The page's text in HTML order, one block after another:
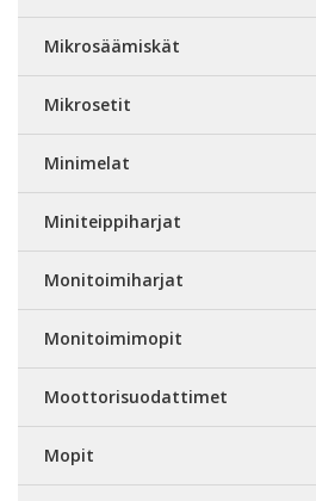
Mikrosäämiskät
Mikrosetit
Minimelat
Miniteippiharjat
Monitoimiharjat
Monitoimimopit
Moottorisuodattimet
Mopit